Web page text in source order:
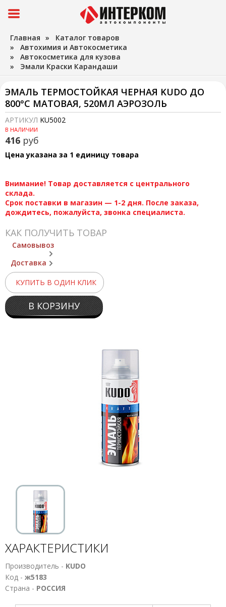
Главная » Каталог товаров
» Автохимия и Автокосметика
» Автокосметика для кузова
» Эмали Краски Карандаши
ЭМАЛЬ ТЕРМОСТОЙКАЯ ЧЕРНАЯ KUDO ДО
800°С МАТОВАЯ, 520МЛ АЭРОЗОЛЬ
АРТИКУЛ KU5002
В НАЛИЧИИ
416 руб
Цена указана за 1 единицу товара
Внимание! Товар доставляется с центрального
склада.
Срок поставки в магазин — 1-2 дня. После заказа,
дождитесь, пожалуйста, звонка специалиста.
КАК ПОЛУЧИТЬ ТОВАР
Самовывоз
Доставка
КУПИТЬ В ОДИН КЛИК
В КОРЗИНУ
ХАРАКТЕРИСТИКИ
Производитель - KUDO
Код - ж5183
Страна - РОССИЯ